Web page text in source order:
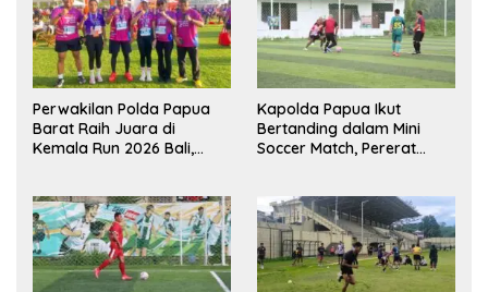
Perwakilan Polda Papua
Barat Raih Juara di
Kemala Run 2026 Bali,
Kapolda Papua Ikut
Bertanding dalam Mini
Soccer Match, Pererat